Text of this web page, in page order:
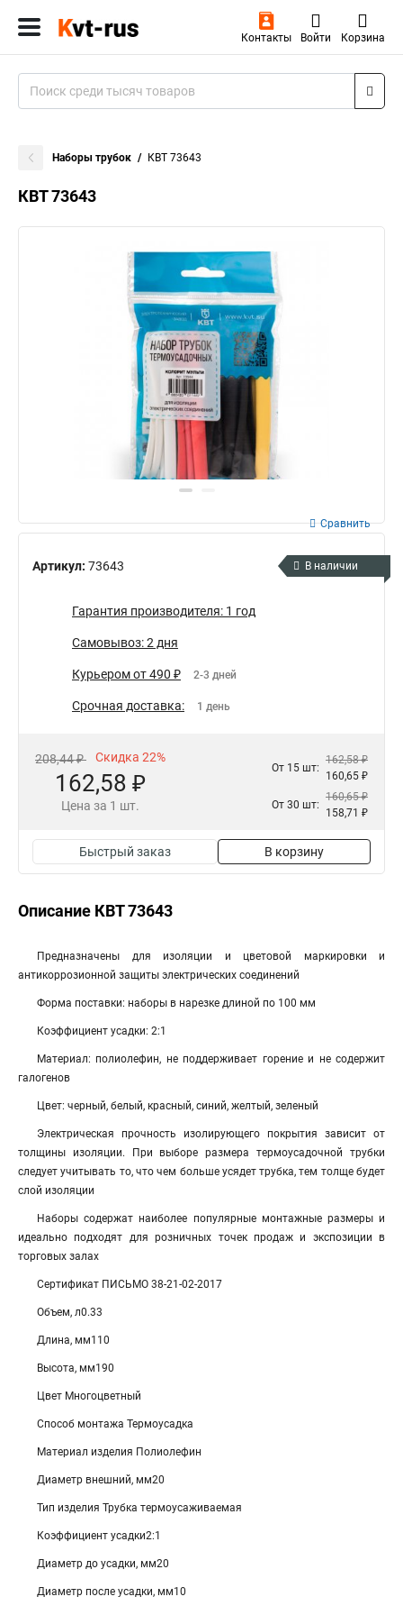
Контакты Войти Корзина
Наборы трубок КВТ 73643
КВТ 73643
Артикул: 73643
Сравнить
В наличии
Гарантия производителя: 1 год
Самовывоз: 2 дня
Курьером от 490 ₽ 2-3 дней
Срочная доставка: 1 день
208,44 ₽ Скидка 22%
162,58 ₽
Цена за 1 шт.
От 15 шт:
162,58 ₽
160,65 ₽
От 30 шт:
160,65 ₽
158,71 ₽
Быстрый заказ В корзину
Описание КВТ 73643
Предназначены для изоляции и цветовой маркировки и
антикоррозионной защиты электрических соединений
Форма поставки: наборы в нарезке длиной по 100 мм
Коэффициент усадки: 2:1
Материал: полиолефин, не поддерживает горение и не содержит
галогенов
Цвет: черный, белый, красный, синий, желтый, зеленый
Электрическая прочность изолирующего покрытия зависит от
толщины изоляции. При выборе размера термоусадочной трубки
следует учитывать то, что чем больше усядет трубка, тем толще будет
слой изоляции
Наборы содержат наиболее популярные монтажные размеры и
идеально подходят для розничных точек продаж и экспозиции в
торговых залах
Сертификат ПИСЬМО 38-21-02-2017
Объем, л0.33
Длина, мм110
Высота, мм190
Цвет Многоцветный
Способ монтажа Термоусадка
Материал изделия Полиолефин
Диаметр внешний, мм20
Тип изделия Трубка термоусаживаемая
Коэффициент усадки2:1
Диаметр до усадки, мм20
Диаметр после усадки, мм10